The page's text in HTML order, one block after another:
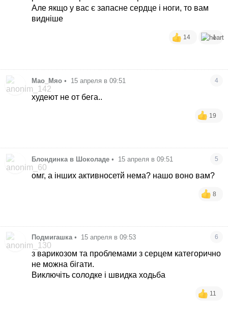
Але якщо у вас є запасне сердце і ноги, то вам
видніше
14 1
Мао_Мяо • 15 апреля в 09:51 4
худеют не от бега..
19
Блондинка в Шоколаде • 15 апреля в 09:51 5
омг, а інших активносетй нема? нашо воно вам?
8
Подмигашка • 15 апреля в 09:53 6
з варикозом та проблемами з серцем категорично
не можна бігати.
Виключіть солодке і швидка ходьба
11